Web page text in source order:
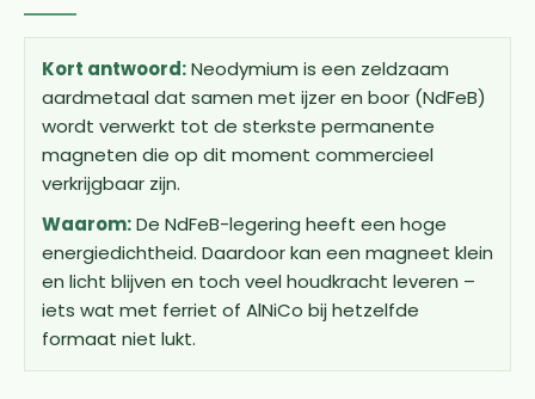
Kort antwoord:Neodymium is een zeldzaam
aardmetaal dat samen met ijzer en boor (NdFeB)
wordt verwerkt tot de sterkste permanente
magneten die op dit moment commercieel
verkrijgbaar zijn.
Waarom:De NdFeB-legering heeft een hoge
energiedichtheid. Daardoor kan een magneet klein
en licht blijven en toch veel houdkracht leveren –
iets wat met ferriet of AlNiCo bij hetzelfde
formaat niet lukt.